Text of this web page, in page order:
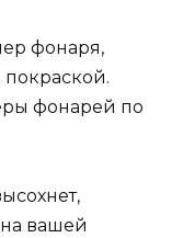
фонаря,
фонарей по
вашей